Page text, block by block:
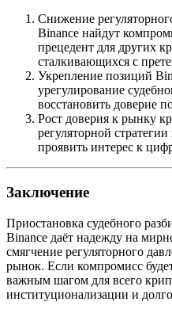
Снижение
Binance найдут
прецедент для других
сталкивающихся с
Укрепление позиций
урегулирование
восстановить доверие
Рост доверия к рынку
регуляторной
проявить интерес к
Заключение
Приостановка судебного
Binance даёт надежду на
смягчение регуляторного
рынок. Если компромисс
важным шагом для всего
институционализации и